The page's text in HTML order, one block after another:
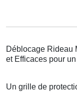
Déblocage Rideau
et Efficaces pour
Un grille de